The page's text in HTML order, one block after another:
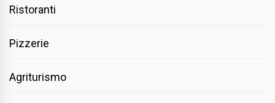
Ristoranti
Pizzerie
Agriturismo